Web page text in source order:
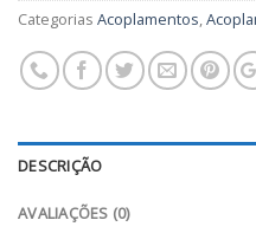
Categorias Acoplamentos,
DESCRIÇÃO
AVALIAÇÕES (0)